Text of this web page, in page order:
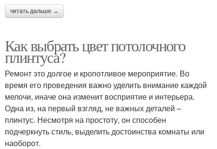
читать дальше →
Как выбрать цвет потолочного
плинтуса?
Ремонт это долгое и кропотливое мероприятие. Во
время его проведения важно уделить внимание каждой
мелочи, иначе она изменит восприятие и интерьера.
Одна из, на первый взгляд, не важных деталей –
плинтус. Несмотря на простоту, он способен
подчеркнуть стиль, выделить достоинства комнаты или
наоборот.